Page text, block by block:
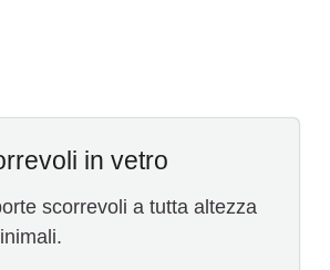
in vetro
scorrevoli a tutta altezza